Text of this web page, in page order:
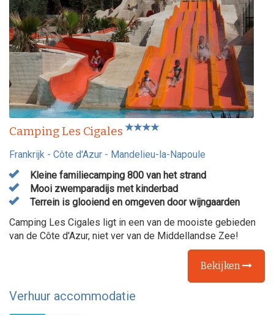
Camping Les Cigales
Frankrijk - Côte d'Azur - Mandelieu-la-Napoule
Kleine familiecamping 800 van het strand
Mooi zwemparadijs met kinderbad
Terrein is glooiend en omgeven door wijngaarden
Camping Les Cigales ligt in een van de mooiste gebieden
van de Côte d'Azur, niet ver van de Middellandse Zee!
Bekijken
Verhuur accommodatie